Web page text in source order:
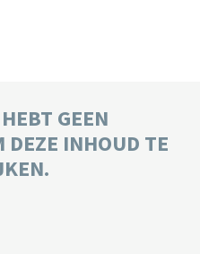
GEEN
DEZE INHOUD TE